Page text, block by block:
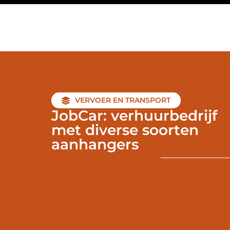
VERVOER EN TRANSPORT
JobCar: verhuurbedrijf
met diverse soorten
aanhangers